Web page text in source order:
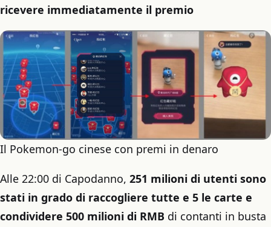
ricevere immediatamente il premio
Il Pokemon-go cinese con premi in denaro
Alle 22:00 di Capodanno, 251 milioni di utenti sono
stati in grado di raccogliere tutte e 5 le carte e
condividere 500 milioni di RMB di contanti in busta